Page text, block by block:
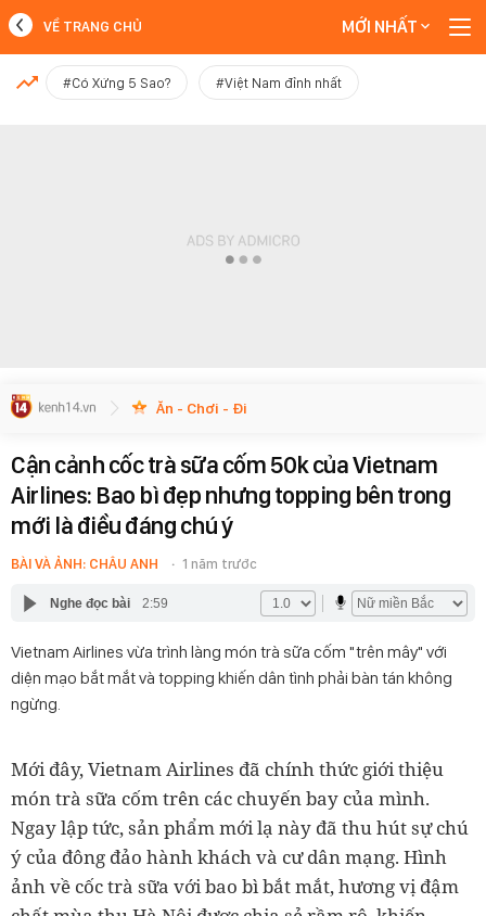
MỚI NHẤT
VỀ TRANG CHỦ MỚI NHẤT
#Có Xứng 5 Sao? #Việt Nam đỉnh nhất
Ăn - Chơi - Đi
Cận cảnh cốc trà sữa cốm 50k của Vietnam
Airlines: Bao bì đẹp nhưng topping bên trong
mới là điều đáng chú ý
BÀI VÀ ẢNH: CHÂU ANH 1 năm trước
Nghe đọc bài 2:59
Vietnam Airlines vừa trình làng món trà sữa cốm "trên mây" với
diện mạo bắt mắt và topping khiến dân tình phải bàn tán không
ngừng.
Mới đây, Vietnam Airlines đã chính thức giới thiệu
món trà sữa cốm trên các chuyến bay của mình.
Ngay lập tức, sản phẩm mới lạ này đã thu hút sự chú
ý của đông đảo hành khách và cư dân mạng. Hình
ảnh về cốc trà sữa với bao bì bắt mắt, hương vị đậm